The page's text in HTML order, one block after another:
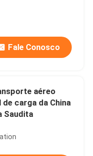
Fale Conosco
aéreo
carga da China
Saudita